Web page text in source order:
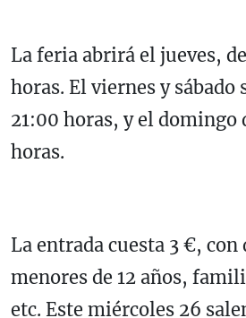
La feria abrirá el jueves,
horas. El viernes y sábado
21:00 horas, y el domingo
horas.
La entrada cuesta 3 €, con
menores de 12 años,
etc. Este miércoles 26